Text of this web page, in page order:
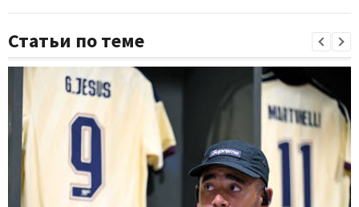
Статьи по теме